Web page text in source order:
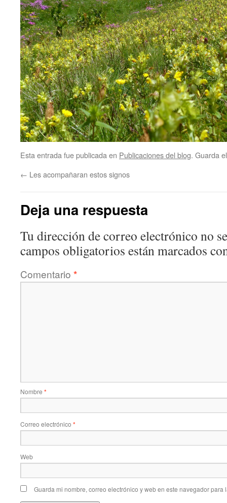
Esta entrada fue publicada en Publicaciones del blog. Guarda
← Les acompañaran estos signos
Deja una respuesta
Tu dirección de correo electrónico no
campos obligatorios están marcados
Comentario *
Nombre *
Correo electrónico *
Web
Guarda mi nombre, correo electrónico y web en este navegador para